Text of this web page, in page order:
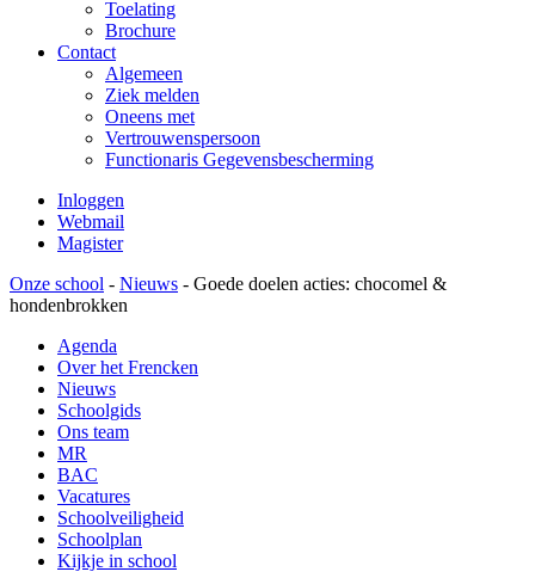
Toelating
Brochure
Contact
Algemeen
Ziek melden
Oneens met
Vertrouwenspersoon
Functionaris Gegevensbescherming
Inloggen
Webmail
Magister
Onze school - Nieuws - Goede doelen acties: chocomel &
hondenbrokken
Agenda
Over het Frencken
Nieuws
Schoolgids
Ons team
MR
BAC
Vacatures
Schoolveiligheid
Schoolplan
Kijkje in school